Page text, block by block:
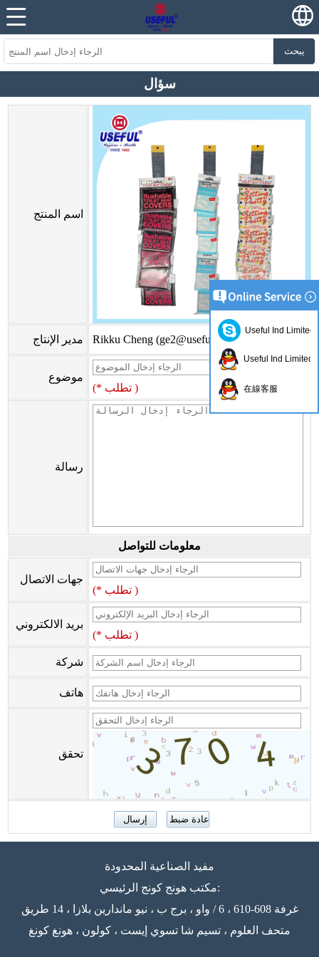
يبحث
سؤال
اسم المنتج
مدير الإنتاج Rikku Cheng (ge2@usefulhk.com
موضوع
(* تطلب )
رسالة
معلومات للتواصل
جهات الاتصال
(* تطلب )
بريد الالكتروني
(* تطلب )
شركة
هاتف
تحقق
مفيد الصناعية المحدودة
مكتب هونج كونج الرئيسي:
غرفة 608-610 ، 6 / واو ، برج ب ، نيو ماندارين بلازا ، 14 طريق
متحف العلوم ، تسيم شا تسوي إيست ، كولون ، هونغ كونغ
Useful Ind Limited
Useful Ind Limited
在線客服